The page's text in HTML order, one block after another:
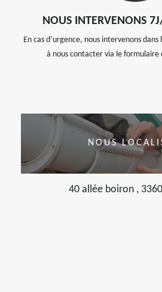
NOUS INTERVENONS
En cas d’urgence, nous intervenons
à nous contacter via le formulaire
NOUS
40 allée boiron ,